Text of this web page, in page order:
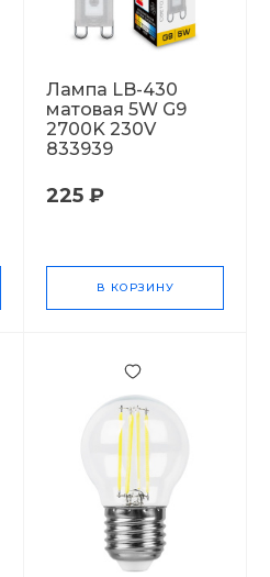
Лампа LB-430
матовая 5W G9
2700K 230V
833939
225 ₽
В КОРЗИНУ